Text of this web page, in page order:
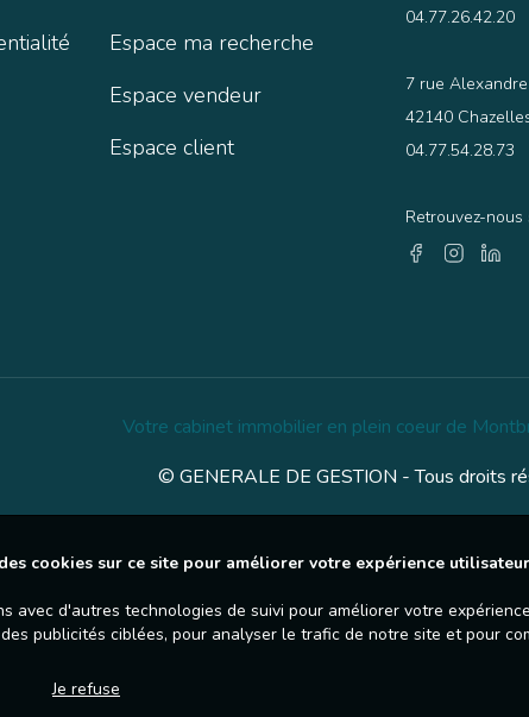
Espace ma recherche
Espace vendeur
Espace client
04.77.26.42.20
7 rue
42140
04.77.54.28.73
Retrouvez-nous
Votre cabinet immobilier en plein coeur de
© GENERALE DE GESTION - Tous droits
cookies sur ce site pour améliorer votre expérience
avec d'autres technologies de suivi pour améliorer votre
publicités ciblées, pour analyser le trafic de notre site et pour
Je refuse